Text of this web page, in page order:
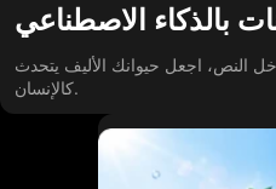
بالذكاء الاصطناعي
النص، اجعل حيوانك الأليف يتحدث
كالإنسان.